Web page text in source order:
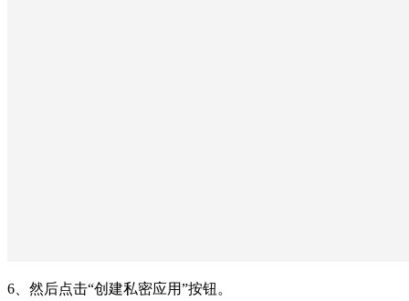
6、然后点击“创建私密应用”按钮。